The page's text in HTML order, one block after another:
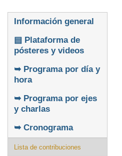
Event
menu
Información general
▤ Plataforma de
pósteres y videos
➥ Programa por día y
hora
➥ Programa por ejes
y charlas
➥ Cronograma
Lista de contribuciones